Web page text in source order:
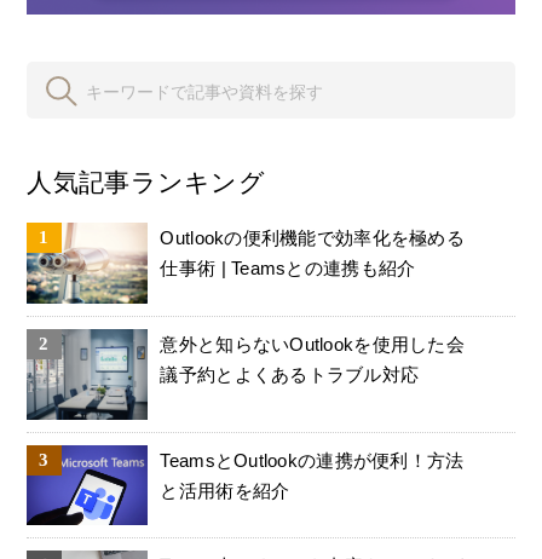
人気記事ランキング
Outlookの便利機能で効率化を極める
仕事術 | Teamsとの連携も紹介
意外と知らないOutlookを使用した会
議予約とよくあるトラブル対応
TeamsとOutlookの連携が便利！方法
と活用術を紹介